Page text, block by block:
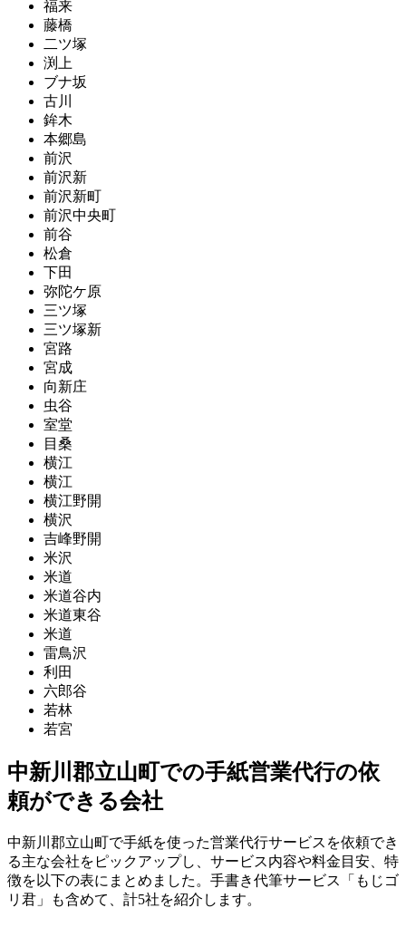
福来
藤橋
二ツ塚
渕上
ブナ坂
古川
鉾木
本郷島
前沢
前沢新
前沢新町
前沢中央町
前谷
松倉
下田
弥陀ケ原
三ツ塚
三ツ塚新
宮路
宮成
向新庄
虫谷
室堂
目桑
横江
横江
横江野開
横沢
吉峰野開
米沢
米道
米道谷内
米道東谷
米道
雷鳥沢
利田
六郎谷
若林
若宮
中新川郡立山町での手紙営業代行の依
頼ができる会社
中新川郡立山町で手紙を使った営業代行サービスを依頼でき
る主な会社をピックアップし、サービス内容や料金目安、特
徴を以下の表にまとめました。手書き代筆サービス「もじゴ
リ君」も含めて、計5社を紹介します。